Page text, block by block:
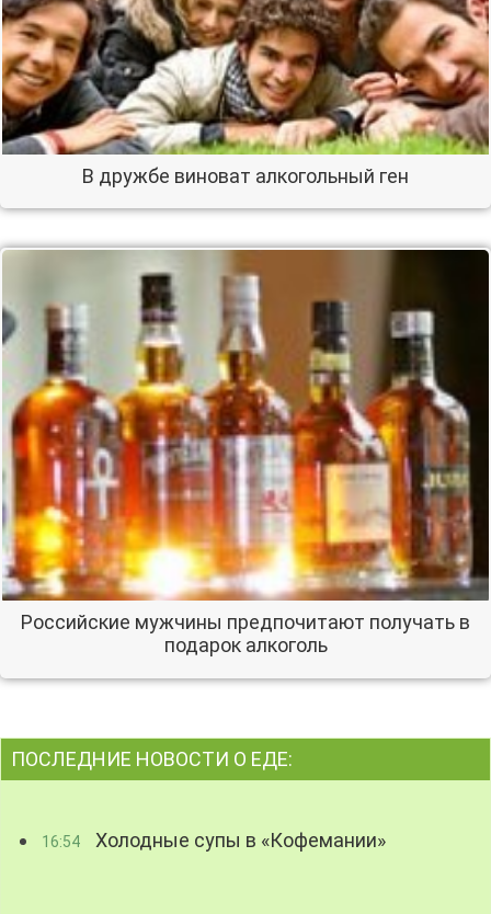
В дружбе виноват алкогольный ген
Российские мужчины предпочитают получать в
подарок алкоголь
ПОСЛЕДНИЕ НОВОСТИ О ЕДЕ:
16:54 Холодные супы в «Кофемании»